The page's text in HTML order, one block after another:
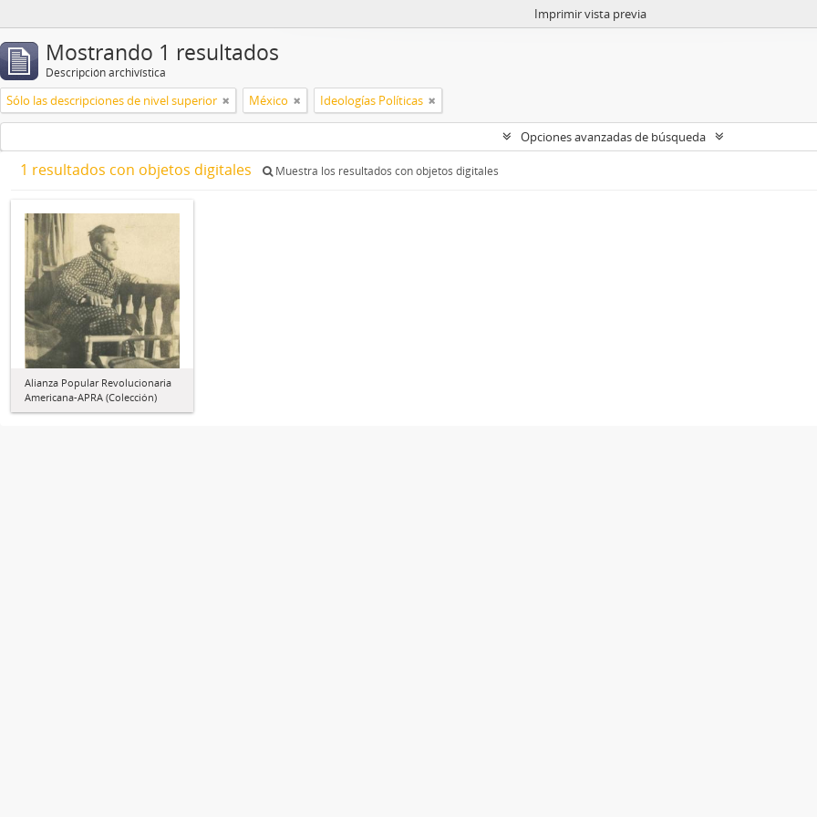
Imprimir vista previa
Mostrando 1 resultados
Descripción archivística
Sólo las descripciones de nivel superior México Ideologías Políticas
Opciones avanzadas de búsqueda
1 resultados con objetos digitales Muestra los resultados con objetos digitales
Alianza Popular Revolucionaria
Americana-APRA (Colección)